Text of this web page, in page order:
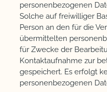
personenbezogenen
Solche auf freiwilliger
Person an den für die
übermittelten
für Zwecke der
Kontaktaufnahme zur
gespeichert. Es erfolgt
personenbezogenen